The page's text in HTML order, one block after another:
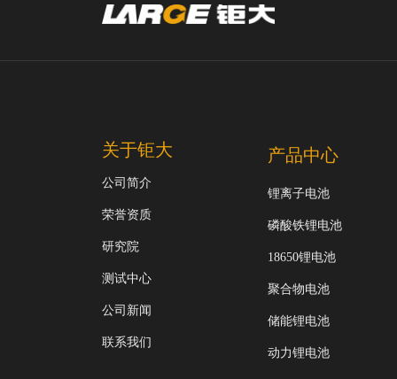
关于钜大
公司简介
荣誉资质
研究院
测试中心
公司新闻
联系我们
产品中心
锂离子电池
磷酸铁锂电池
18650锂电池
聚合物电池
储能锂电池
动力锂电池